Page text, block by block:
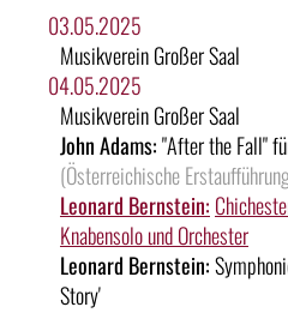
03.05.2025
Musikverein Großer Saal
04.05.2025
Musikverein Großer Saal
John Adams:"After the Fall"
(Österreichische
Leonard Bernstein:
Knabensolo und Orchester
Leonard Bernstein:
Story'